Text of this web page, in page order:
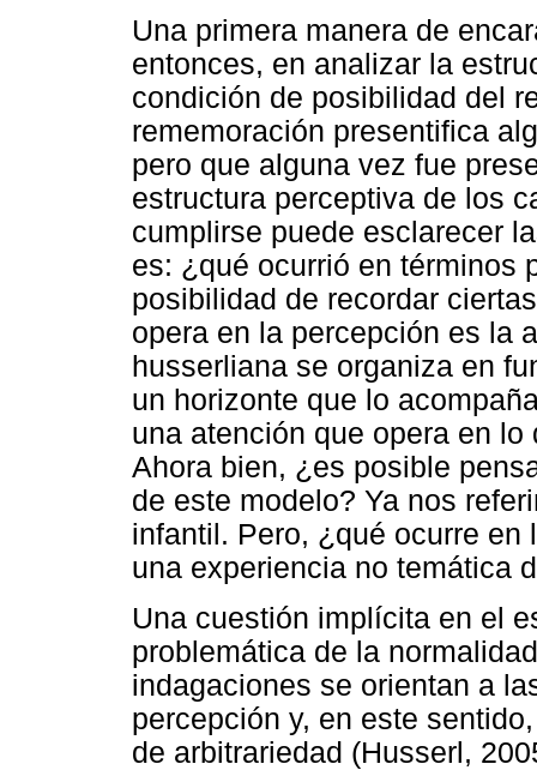
Una primera manera de
entonces, en analizar la
condición de posibilidad del
rememoración presentifica
pero que alguna vez fue
estructura perceptiva de los
cumplirse puede esclarecer
es: ¿qué ocurrió en términos
posibilidad de recordar
opera en la percepción es la
husserliana se organiza en
un horizonte que lo
una atención que opera en
Ahora bien, ¿es posible
de este modelo? Ya nos
infantil. Pero, ¿qué ocurre
una experiencia no temática
Una cuestión implícita en el
problemática de la
indagaciones se orientan a
percepción y, en este
de arbitrariedad (Husserl,